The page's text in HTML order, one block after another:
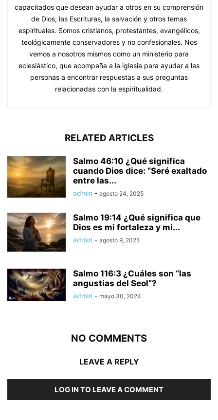
capacitados que desean ayudar a otros en su comprensión
de Dios, las Escrituras, la salvación y otros temas
espirituales. Somos cristianos, protestantes, evangélicos,
teológicamente conservadores y no confesionales. Nos
vemos a nosotros mismos como un ministerio para
eclesiástico, que acompaña a la iglesia para ayudar a las
personas a encontrar respuestas a sus preguntas
relacionadas con la espiritualidad.
RELATED ARTICLES
Salmo 46:10 ¿Qué significa
cuando Dios dice: “Seré exaltado
entre las...
admin - agosto 24, 2025
Salmo 19:14 ¿Qué significa que
Dios es mi fortaleza y mi...
admin - agosto 9, 2025
Salmo 116:3 ¿Cuáles son “las
angustias del Seol”?
admin - mayo 30, 2024
NO COMMENTS
LEAVE A REPLY
LOG IN TO LEAVE A COMMENT